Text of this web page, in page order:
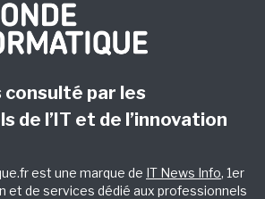
consulté par les
de l’IT et de l’innovation
est une marque de IT News Info, 1er
et de services dédié aux professionnels